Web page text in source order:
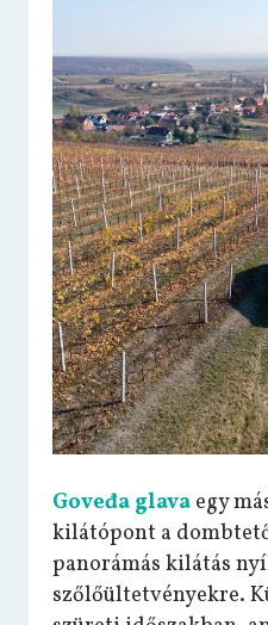
Goveđa glava egy
kilátópont a
panorámás kilátás
szőlőültetvényekre.